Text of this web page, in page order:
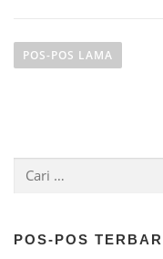
o
POS-POS LAMA
untuk:
POS-POS